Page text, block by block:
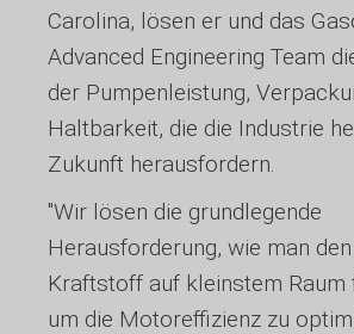
Carolina, lösen er und das
Advanced Engineering Team
der Pumpenleistung,
Haltbarkeit, die die Industrie
Zukunft herausfordern.
"Wir lösen die grundlegende
Herausforderung, wie man
Kraftstoff auf kleinstem Raum
um die Motoreffizienz zu